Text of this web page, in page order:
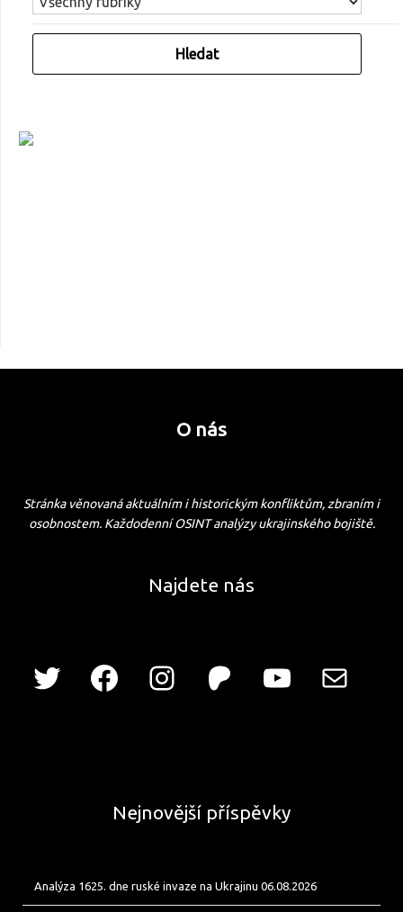
O nás
Stránka věnovaná aktuálním i historickým konfliktům, zbraním i
osobnostem. Každodenní OSINT analýzy ukrajinského bojiště.
Najdete nás
Nejnovější příspěvky
Analýza 1625. dne ruské invaze na Ukrajinu 06.08.2026